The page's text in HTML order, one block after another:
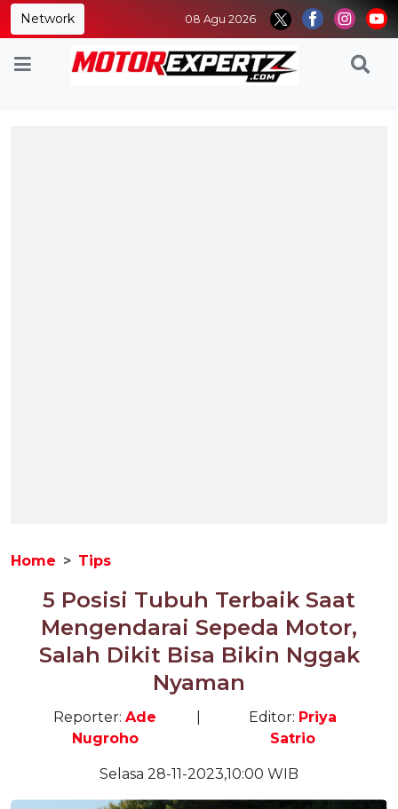
Network 08 Agu 2026
Home Tips
5 Posisi Tubuh Terbaik Saat
Mengendarai Sepeda Motor,
Salah Dikit Bisa Bikin Nggak
Nyaman
Reporter: Ade
Nugroho
Editor: Priya
Satrio
Selasa 28-11-2023,10:00 WIB